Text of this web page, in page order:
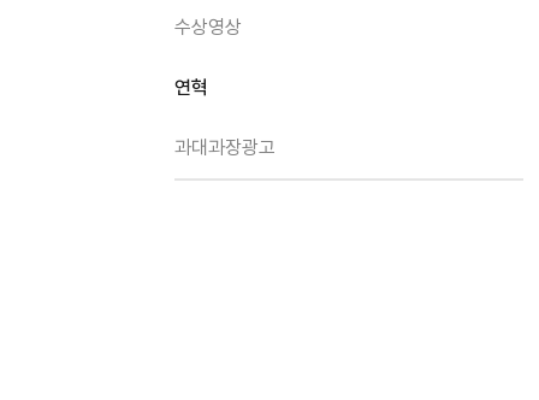
수상영상
연혁
과대과장광고